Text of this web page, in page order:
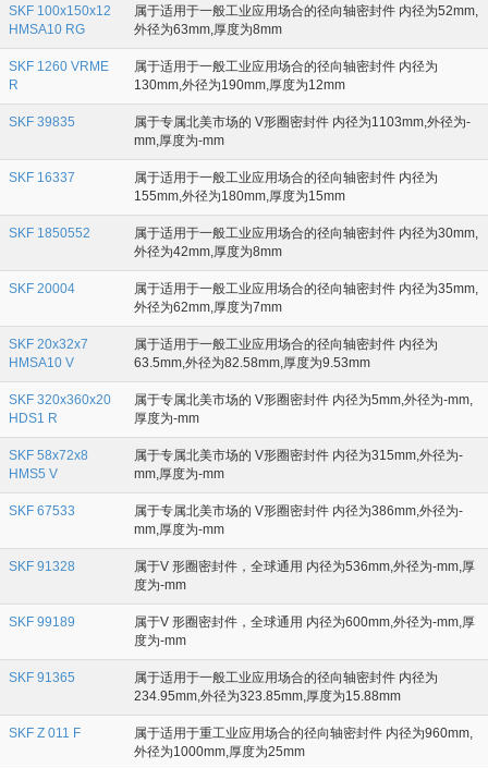
SKF 100x150x12
HMSA10 RG
属于适用于一般工业应用场合的径向轴密封件 内径为52mm,
外径为63mm,厚度为8mm
SKF 1260 VRME
R
属于适用于一般工业应用场合的径向轴密封件 内径为
130mm,外径为190mm,厚度为12mm
SKF 39835
属于专属北美市场的 V形圈密封件 内径为1103mm,外径为-
mm,厚度为-mm
SKF 16337
属于适用于一般工业应用场合的径向轴密封件 内径为
155mm,外径为180mm,厚度为15mm
SKF 1850552
属于适用于一般工业应用场合的径向轴密封件 内径为30mm,
外径为42mm,厚度为8mm
SKF 20004
属于适用于一般工业应用场合的径向轴密封件 内径为35mm,
外径为62mm,厚度为7mm
SKF 20x32x7
HMSA10 V
属于适用于一般工业应用场合的径向轴密封件 内径为
63.5mm,外径为82.58mm,厚度为9.53mm
SKF 320x360x20
HDS1 R
属于专属北美市场的 V形圈密封件 内径为5mm,外径为-mm,
厚度为-mm
SKF 58x72x8
HMS5 V
属于专属北美市场的 V形圈密封件 内径为315mm,外径为-
mm,厚度为-mm
SKF 67533
属于专属北美市场的 V形圈密封件 内径为386mm,外径为-
mm,厚度为-mm
SKF 91328
属于V 形圈密封件，全球通用 内径为536mm,外径为-mm,厚
度为-mm
SKF 99189
属于V 形圈密封件，全球通用 内径为600mm,外径为-mm,厚
度为-mm
SKF 91365
属于适用于一般工业应用场合的径向轴密封件 内径为
234.95mm,外径为323.85mm,厚度为15.88mm
SKF Z 011 F
属于适用于重工业应用场合的径向轴密封件 内径为960mm,
外径为1000mm,厚度为25mm